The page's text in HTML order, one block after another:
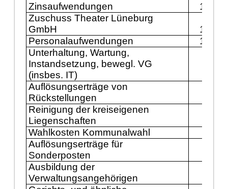
Zinsaufwendungen
Zuschuss Theater Lüneburg
GmbH
Personalaufwendungen
Unterhaltung, Wartung,
Instandsetzung, bewegl. VG
(insbes. IT)
Auflösungserträge von
Rückstellungen
Reinigung der kreiseigenen
Liegenschaften
Wahlkosten Kommunalwahl
Auflösungserträge für
Sonderposten
Ausbildung der
Verwaltungsangehörigen